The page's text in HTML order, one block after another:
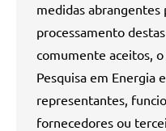
medidas abrangentes
processamento
comumente aceitos,
Pesquisa em Energia
representantes,
fornecedores ou